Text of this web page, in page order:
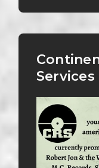
Services